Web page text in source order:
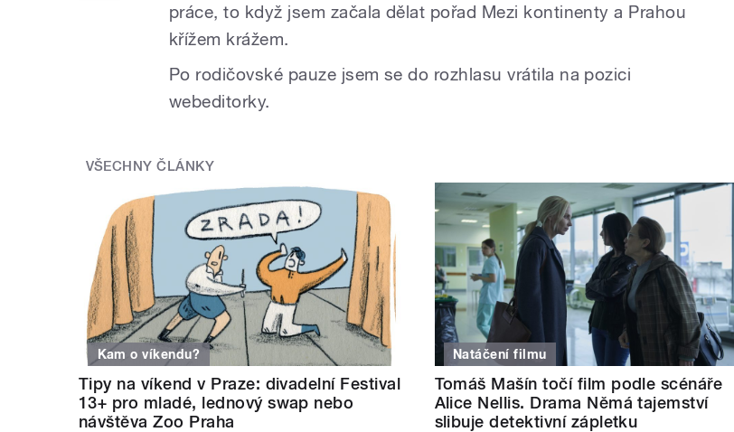
práce, to když jsem začala dělat pořad Mezi kontinenty a Prahou
křížem krážem.
Po rodičovské pauze jsem se do rozhlasu vrátila na pozici
webeditorky.
VŠECHNY ČLÁNKY
Kam o víkendu?
Tipy na víkend v Praze: divadelní Festival
13+ pro mladé, lednový swap nebo
návštěva Zoo Praha
Natáčení filmu
Tomáš Mašín točí film podle scénáře
Alice Nellis. Drama Němá tajemství
slibuje detektivní zápletku